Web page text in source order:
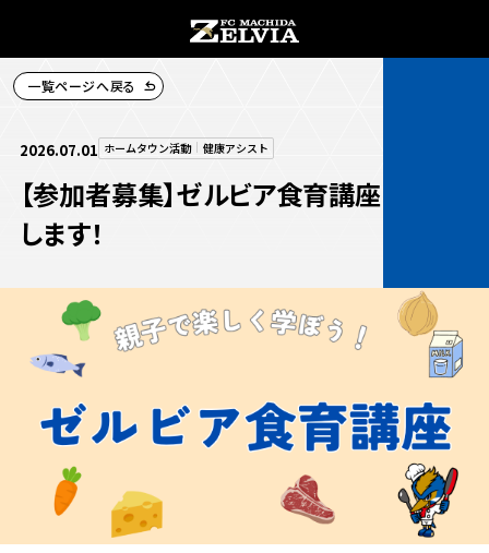
お知らせトップ
TOPチーム
試合情報
チケット
イベント
試合情報トップ
試合日程・結果
観戦する
観戦するトップ
チケットを買う
クラブを知る
一覧ページへ戻る
2026.07.01 ホームタウン活動 健康アシスト
【参加者募集】ゼルビア食育講座を開催
します！